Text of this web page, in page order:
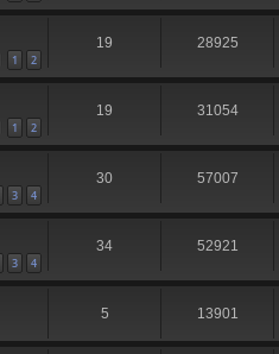
1 2
19 28925
1 2
19 31054
3 4
30 57007
3 4
34 52921
5 13901